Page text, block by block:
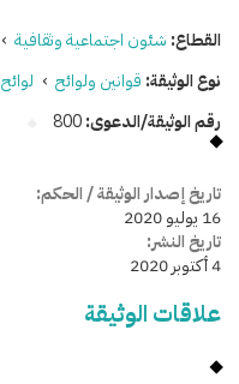
القطاع: شئون اجتماعية وثقافية ›
نوع الوثيقة: قوانين ولوائح › لوائح
رقم الوثيقة/الدعوى:800
تاريخ إصدار الوثيقة / الحكم:
16 يوليو 2020
تاريخ النشر:
4 أكتوبر 2020
علاقات الوثيقة